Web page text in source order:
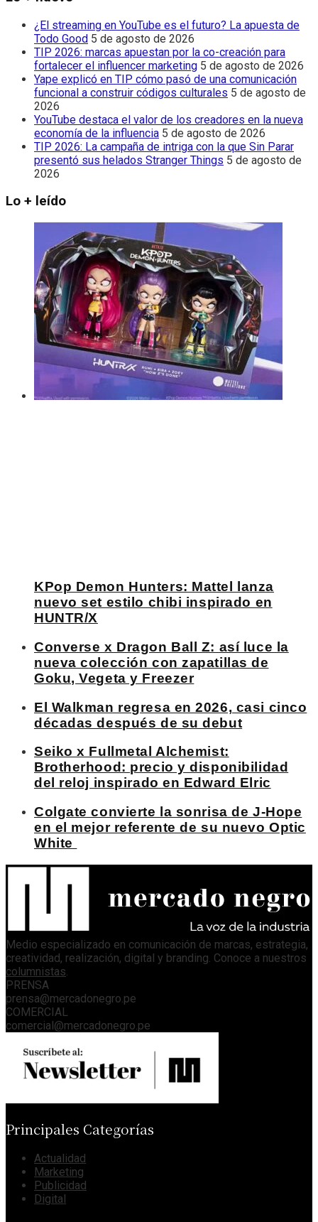
¿El streaming en YouTube es el futuro? La apuesta de
Todo Good 5 de agosto de 2026
TIP 2026: marcas apuestan por la co-creación para
fortalecer el influencer marketing 5 de agosto de 2026
Yape explicó en TIP cómo pasó de una comunicación
funcional a construir códigos culturales 5 de agosto de
2026
YouTube destaca el valor de los creadores en la nueva
economía de la influencia 5 de agosto de 2026
TIP 2026: La campaña de intriga con la que Sin Parar
presentó sus helados Stranger Things 5 de agosto de
2026
Lo + leído
KPop Demon Hunters: Mattel lanza
nuevo set estilo chibi inspirado en
HUNTR/X
Converse x Dragon Ball Z: así luce la
nueva colección con zapatillas de
Goku, Vegeta y Freezer
El Walkman regresa en 2026, casi cinco
décadas después de su debut
Seiko x Fullmetal Alchemist:
Brotherhood: precio y disponibilidad
del reloj inspirado en Edward Elric
Colgate convierte la sonrisa de J-Hope
en el mejor referente de su nuevo Optic
White
Medio especializado en comunicación de marcas, estrategia,
creatividad, realización, digital y branding. Conoce a nuestros
columnistas
PRENSA
prensa@mercadonegro.pe
COMERCIAL
comercial@mercadonegro.pe
Principales Categorías
Actualidad
Marketing
Publicidad
Digital